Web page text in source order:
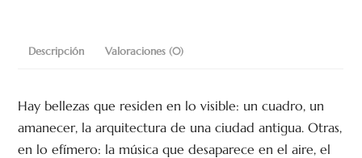
Descripción Valoraciones (0)
Hay bellezas que residen en lo visible: un cuadro, un
amanecer, la arquitectura de una ciudad antigua. Otras,
en lo efímero: la música que desaparece en el aire, el